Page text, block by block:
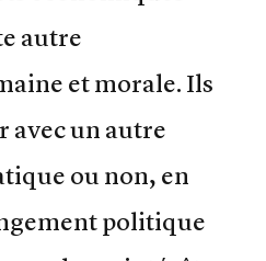
autre
et morale. Ils
avec un autre
ou non, en
politique